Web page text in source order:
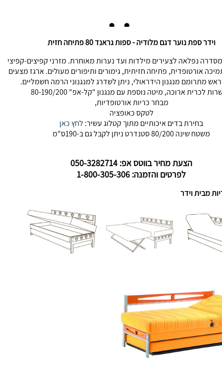
וידר ספת נוער דגם מלודיה - ספות גראנד 80 פתיחה חזית
נפלאה לצעירים מילדות ועד נערות מאוחרת. מזרני קפיצים-קפיצי
אורטופדית, פתיחה חזיתית, גימורים ותיפורים מעולים. ארגז מצעים
מתרומם מנגנון הידראולי, ניתן לשדרג למנגנוני הרמה חשמליים.
לכרית ארוכה, מיטה נוספת עם מנגנון "קל-אפ" 80-190/200
מבחר כריות אורטופדיות,
לטקס כאופציה
בחירת בדים איכותיים מתוך קטלוג עשיר: לחץ כאן
משטח שינה 80/200 סטנדרט ניתן לקבל גם ב-190ס"מ
הצעת מחיר בווטס אפ: 050-3282714
לפרטים והזמנה: 1-800-305-306